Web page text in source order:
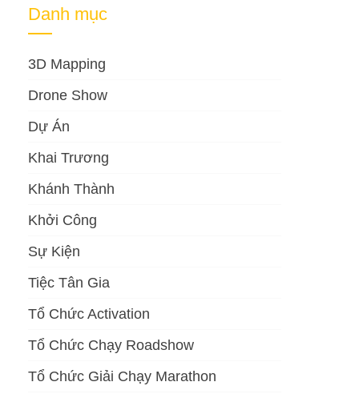
Danh mục
3D Mapping
Drone Show
Dự Án
Khai Trương
Khánh Thành
Khởi Công
Sự Kiện
Tiệc Tân Gia
Tổ Chức Activation
Tổ Chức Chạy Roadshow
Tổ Chức Giải Chạy Marathon